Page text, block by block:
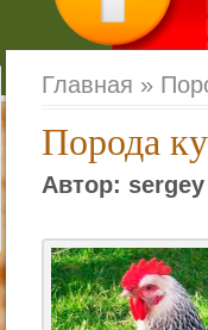
Главная »
Порода
Автор: sergey